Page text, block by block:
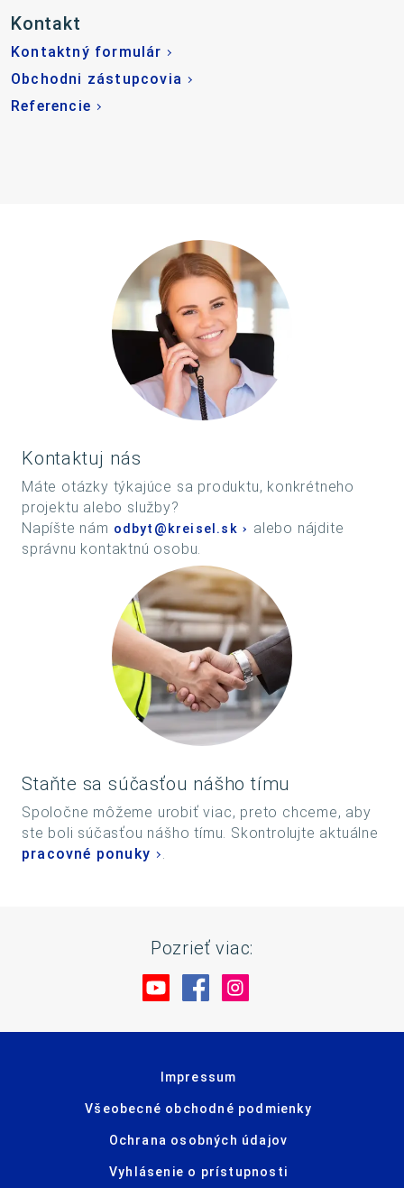
Kontakt
Kontaktný formulár
Obchodni zástupcovia
Referencie
Kontaktuj nás
Máte otázky týkajúce sa produktu, konkrétneho
projektu alebo služby?
Napíšte nám odbyt@kreisel.sk
alebo nájdite
správnu kontaktnú osobu.
Staňte sa súčasťou nášho tímu
Spoločne môžeme urobiť viac, preto chceme, aby
ste boli súčasťou nášho tímu. Skontrolujte aktuálne
pracovné ponuky
.
Pozrieť viac:
Navštívte nás na YouTube
Navštívte nás na
Impressum
Všeobecné obchodné podmienky
Ochrana osobných údajov
Vyhlásenie o prístupnosti